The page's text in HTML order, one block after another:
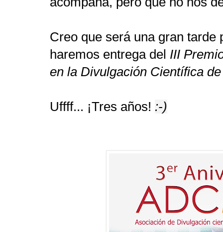
Creo que será una gran tarde
haremos entrega del III
en la Divulgación Científica
Uffff... ¡Tres años! :-)